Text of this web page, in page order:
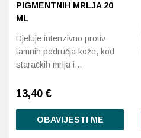
PIGMENTNIH MRLJA 20
ML
Djeluje intenzivno protiv
tamnih područja kože, kod
staračkih mrlja i…
13,40 €
OBAVIJESTI ME